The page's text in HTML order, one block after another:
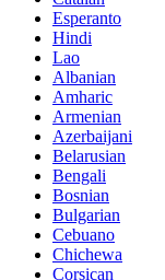
Esperanto
Hindi
Lao
Albanian
Amharic
Armenian
Azerbaijani
Belarusian
Bengali
Bosnian
Bulgarian
Cebuano
Chichewa
Corsican